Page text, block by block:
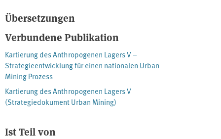
die Voraussetzungen geschaffen, um Urban Mining als effektiven,
zielgerichteten und langfristigen Prozess in der Bundesrepublik
zu implementieren, der die Rohstoffsouveränität steigert, die
national und in der globalen Dimension der deutschen
Volkswirtschaft reduziert sowie ein vorausschauendes und
effektiveres Abfallmanagement ermöglicht.
Übersetzungen
Verbundene Publikation
Kartierung des Anthropogenen Lagers V –
Strategieentwicklung für einen nationalen Urban
Mining Prozess
Kartierung des Anthropogenen Lagers V
(Strategiedokument Urban Mining)
Ist Teil von